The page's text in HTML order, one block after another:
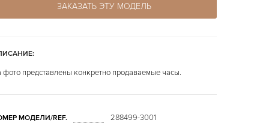
ЗАКАЗАТЬ ЭТУ МОДЕЛЬ
фото представлены конкретно продаваемые часы.
МОДЕЛИ/REF. 288499-3001